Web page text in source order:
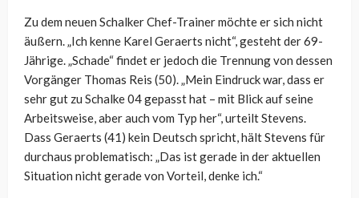
Zu dem neuen Schalker Chef-Trainer möchte er sich nicht
äußern. „Ich kenne Karel Geraerts nicht“, gesteht der 69-
Jährige. „Schade“ findet er jedoch die Trennung von dessen
Vorgänger Thomas Reis (50). „Mein Eindruck war, dass er
sehr gut zu Schalke 04 gepasst hat – mit Blick auf seine
Arbeitsweise, aber auch vom Typ her“, urteilt Stevens.
Dass Geraerts (41) kein Deutsch spricht, hält Stevens für
durchaus problematisch: „Das ist gerade in der aktuellen
Situation nicht gerade von Vorteil, denke ich.“